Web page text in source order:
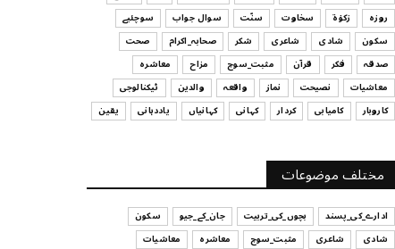
July 29, 2026
UNCATEGORIZED
قرض لینے اور دینے میں ہوشیاری
July 29, 2026
آپ کا فیصلہ کرنے کا انداز
July 29, 2026
روزہ
زکوٰۃ سخاوت سنّت سوال جواب
سوچئیے
سکون
شادی شاعری شکر صحابہ_اکرام
صحت
صدقہ
فکر قرآن مثبت_سوچ مزاح
معاشرہ
معاشیات
نصیحت نماز واقعہ والدین
ٹیکنالوجی
کاروبار
کامیابی کردار کہانی کہانیاں یاددہانی یقین
مختلف موضوعات
ادارے_کی_پسند بچوں_کی_تربیت جان_کے_جیو
سکون
شادی
شاعری مثبت_سوچ معاشرہ
معاشیات